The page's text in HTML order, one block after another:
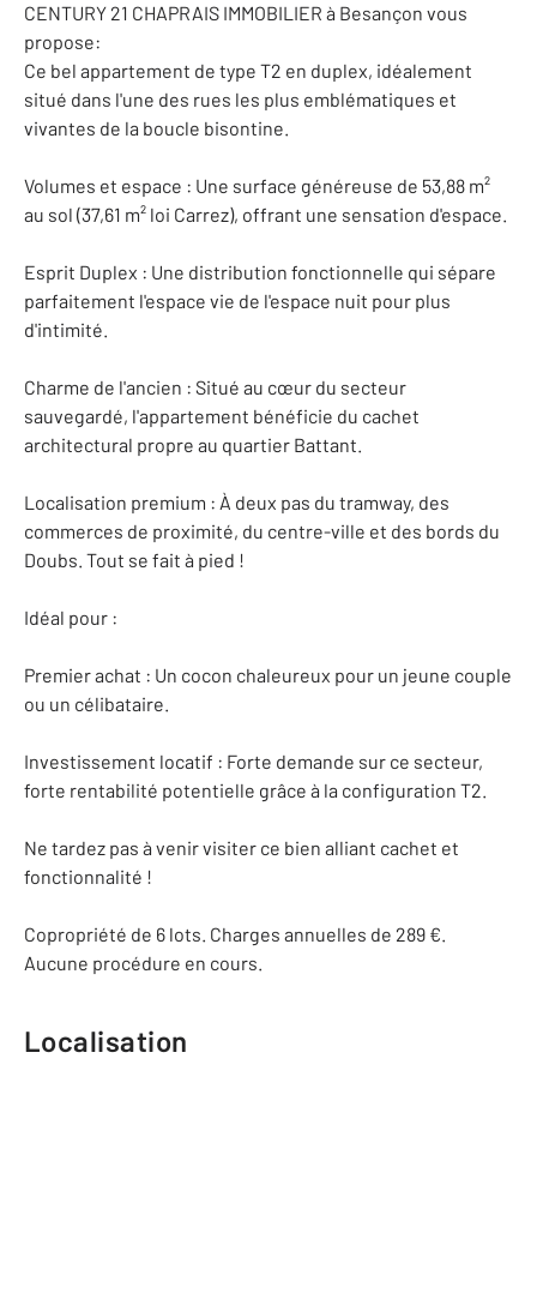
CENTURY 21 CHAPRAIS IMMOBILIER à Besançon vous
propose:
Ce bel appartement de type T2 en duplex, idéalement
situé dans l'une des rues les plus emblématiques et
vivantes de la boucle bisontine.
Volumes et espace : Une surface généreuse de 53,88 m²
au sol (37,61 m² loi Carrez), offrant une sensation d'espace.
Esprit Duplex : Une distribution fonctionnelle qui sépare
parfaitement l'espace vie de l'espace nuit pour plus
d'intimité.
Charme de l'ancien : Situé au cœur du secteur
sauvegardé, l'appartement bénéficie du cachet
architectural propre au quartier Battant.
Localisation premium : À deux pas du tramway, des
commerces de proximité, du centre-ville et des bords du
Doubs. Tout se fait à pied !
Idéal pour :
Premier achat : Un cocon chaleureux pour un jeune couple
ou un célibataire.
Investissement locatif : Forte demande sur ce secteur,
forte rentabilité potentielle grâce à la configuration T2.
Ne tardez pas à venir visiter ce bien alliant cachet et
fonctionnalité !
Copropriété de 6 lots. Charges annuelles de 289 €.
Aucune procédure en cours.
Localisation